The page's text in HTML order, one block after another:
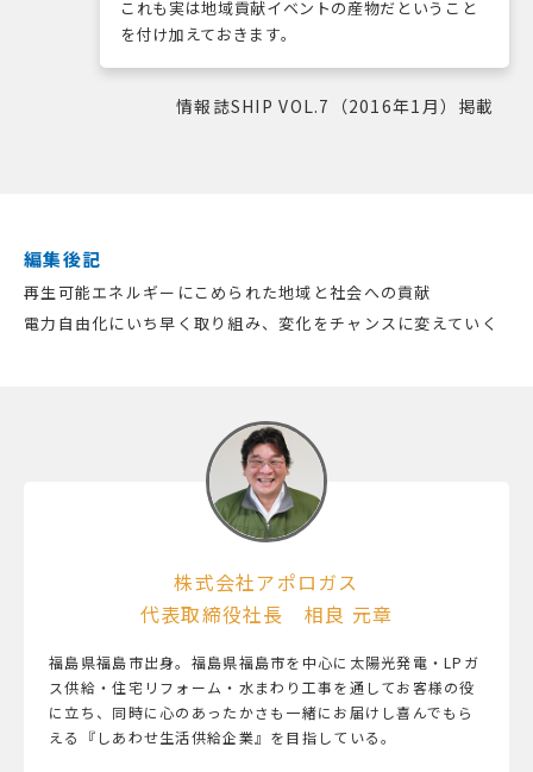
これも実は地域貢献イベントの産物だということ
を付け加えておきます。
情報誌SHIP VOL.7（2016年1月）掲載
編集後記
再生可能エネルギーにこめられた地域と社会への貢献
電力自由化にいち早く取り組み、変化をチャンスに変えていく
株式会社アポロガス
代表取締役社長 相良 元章
福島県福島市出身。福島県福島市を中心に太陽光発電・LPガ
ス供給・住宅リフォーム・水まわり工事を通してお客様の役
に立ち、同時に心のあったかさも一緒にお届けし喜んでもら
える『しあわせ生活供給企業』を目指している。